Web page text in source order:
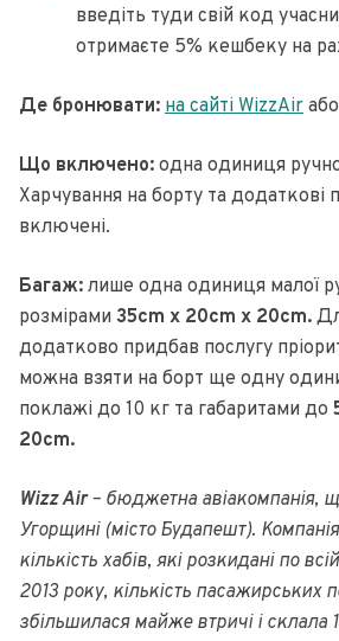
введіть туди свій код
отримаєте 5% кешбеку на
Де бронювати: на сайті WizzAir або
Що включено: одна одиниця
Харчування на борту та додаткові
включені.
Багаж: лише одна одиниця малої
розмірами 35cm x 20cm x 20cm.
додатково придбав послугу
можна взяти на борт ще одну
поклажі до 10 кг та габаритами до
20cm.
Wizz Air– бюджетна авіакомпанія,
Угорщині (місто Будапешт).
кількість хабів, які розкидані по
2013 року, кількість пасажирських
збільшилася майже втричі і склала